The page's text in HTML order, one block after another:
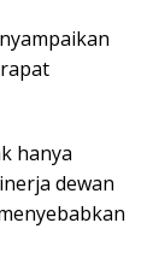
hanya
dewan